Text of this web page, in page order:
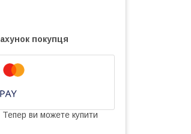
покупця
Тепер ви можете купити